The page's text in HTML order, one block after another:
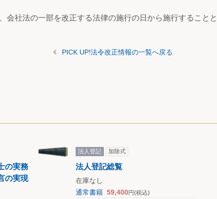
社法の一部を改正する法律の施行の日から施行することと
PICK UP!法令改正情報の一覧へ戻る
の実務
の実現
法人登記 加除式
法人登記総覧
在庫なし
通常書籍 59,400円(税込)